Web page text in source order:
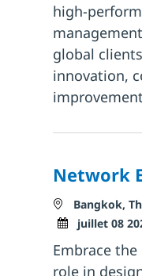
high-
global
innovation,
Network
Localisation
Bangkok,
Posted Date
juillet 08
Embrace
role in